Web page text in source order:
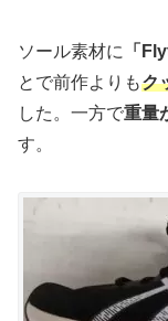
ソール素材に 「
とで前作よりもク
した。一方で重量
す。